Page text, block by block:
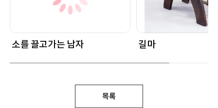
소를 끌고가는 남자 길마
목록